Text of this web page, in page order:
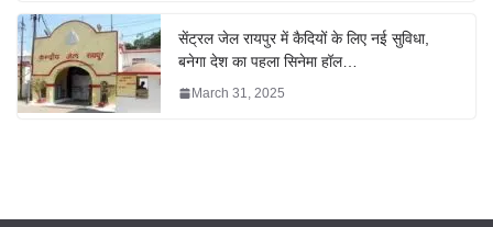
सेंट्रल जेल रायपुर में कैदियों के लिए नई सुविधा,
बनेगा देश का पहला सिनेमा हॉल…
March 31, 2025